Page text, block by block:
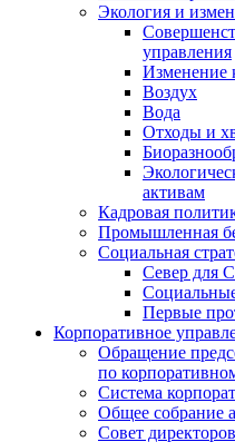
Экология и
управления
Изменение
Воздух
Вода
Отходы и
активам
Кадровая
Промышленная
Социальная
Север для
Первые
Корпоративное
Обращение
по
Система
Общее собрание
Совет директоров